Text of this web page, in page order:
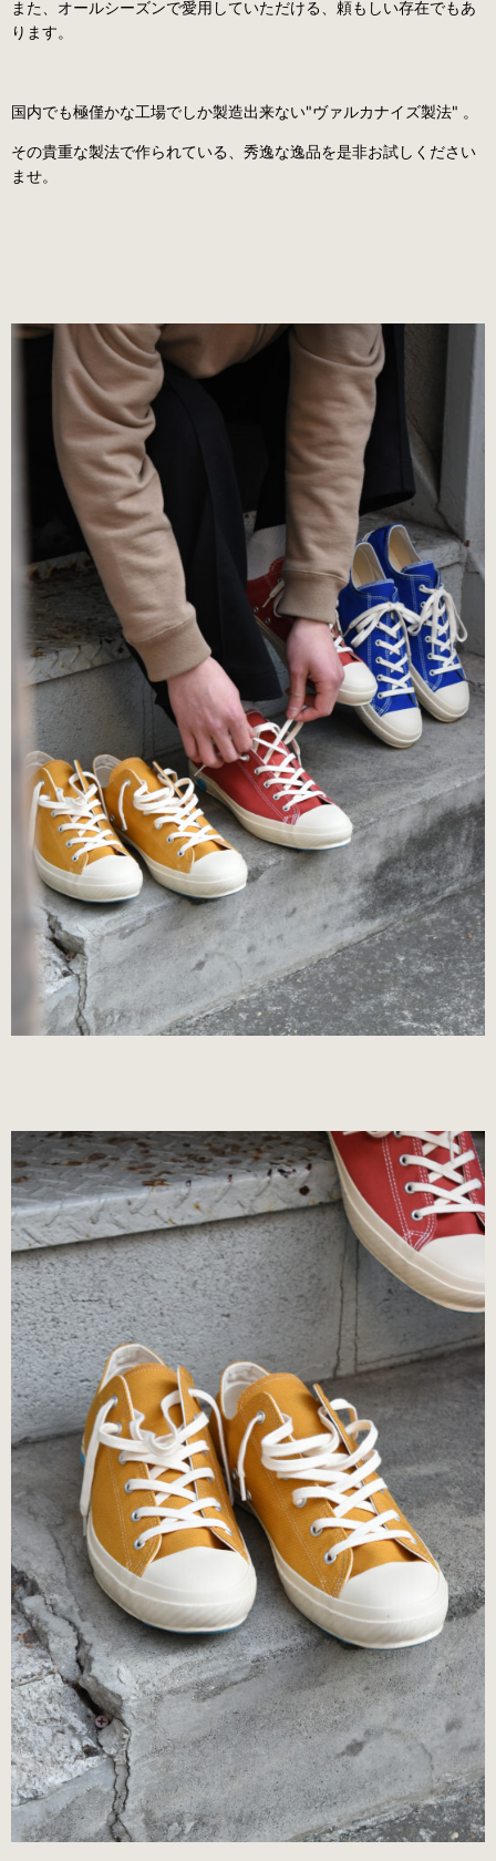
また、オールシーズンで愛用していただける、頼もしい存在でもあ
ります。
国内でも極僅かな工場でしか製造出来ない"ヴァルカナイズ製法" 。
その貴重な製法で作られている、秀逸な逸品を是非お試しください
ませ。